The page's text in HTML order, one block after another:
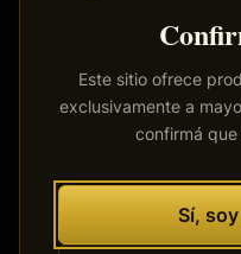
Este sitio ofrece
exclusivamente a
confirmá
Sí,
Tenemos
Se está cocinando algo
obras y